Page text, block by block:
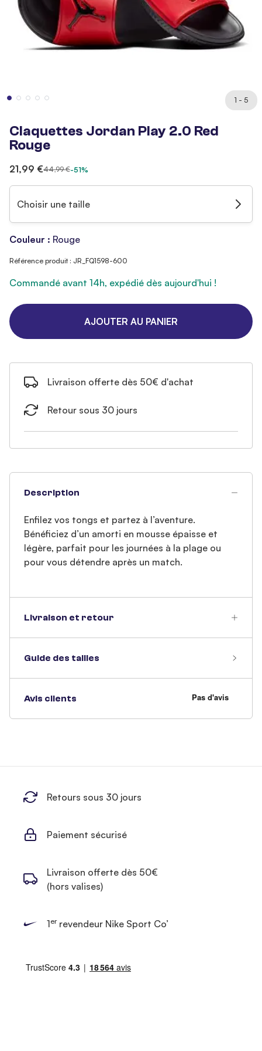
1 - 5
Claquettes Jordan Play 2.0 Red
Rouge
21,99 €44,99 €-51%
Choisir une taille
Couleur : Rouge
Référence produit : JR_FQ1598-600
Commandé avant 14h, expédié dès aujourd'hui !
AJOUTER AU PANIER
Livraison offerte dès 50€ d'achat
Retour sous 30 jours
Description
Enfilez vos tongs et partez à l’aventure.
Bénéficiez d’un amorti en mousse épaisse et
légère, parfait pour les journées à la plage ou
pour vous détendre après un match.
Livraison et retour
Guide des tailles
Avis clients
Retours sous 30 jours
Paiement sécurisé
Livraison offerte dès 50€
(hors valises)
1errevendeur Nike Sport Co’